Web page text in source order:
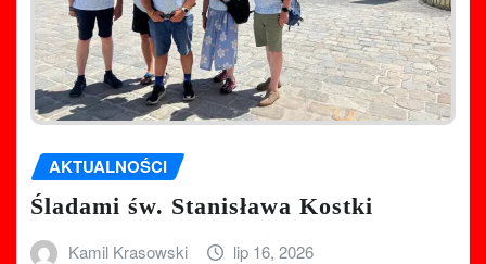
AKTUALNOŚCI
Śladami św. Stanisława Kostki
Kamil Krasowski lip 16, 2026